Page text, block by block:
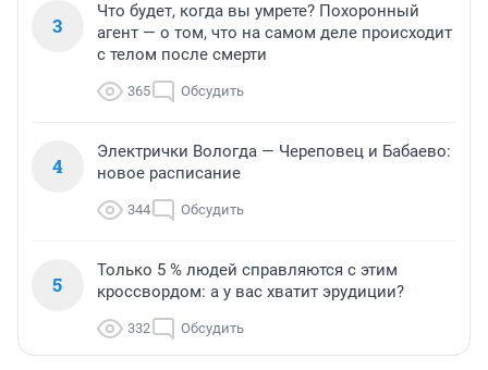
3
Что будет, когда вы умрете? Похоронный
агент — о том, что на самом деле происходит
с телом после смерти
365 Обсудить
4
Электрички Вологда — Череповец и Бабаево:
новое расписание
344 Обсудить
5
Только 5 % людей справляются с этим
кроссвордом: а у вас хватит эрудиции?
332 Обсудить